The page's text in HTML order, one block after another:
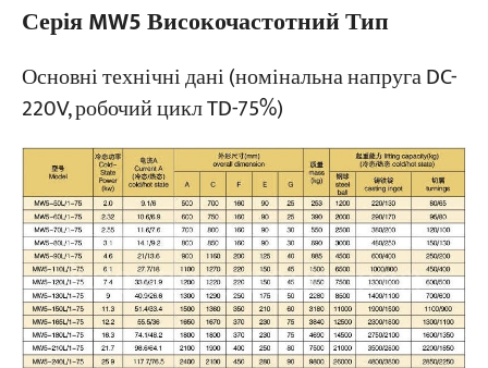
Серія MW5 Високочастотний Тип
Основні технічні дані (номінальна напруга DC-
220V, робочий цикл TD-75%)